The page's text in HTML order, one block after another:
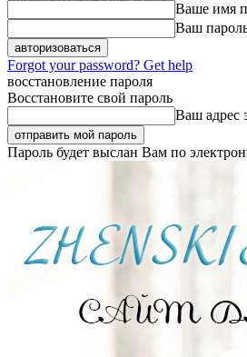
Ваше имя
Ваш
Forgot your password? Get help
восстановление пароля
Восстановите свой пароль
Ваш адрес
Пароль будет выслан Вам по